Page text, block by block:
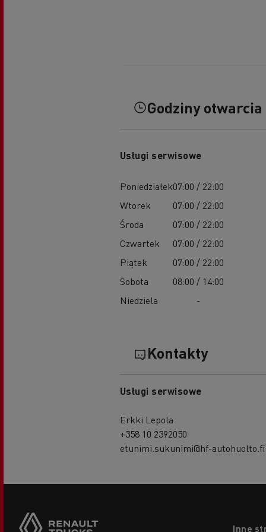
Godziny otwarcia
Usługi serwisowe
Poniedziałek07:00 / 22:00
Wtorek
07:00 / 22:00
Środa
07:00 / 22:00
Czwartek
07:00 / 22:00
Piątek
07:00 / 22:00
Sobota
08:00 / 14:00
Niedziela
-
Kontakty
Usługi serwisowe
Erkki Lepola
+358 10 2392050
etunimi.sukunimi@hf-autohuolto.fi
Inne